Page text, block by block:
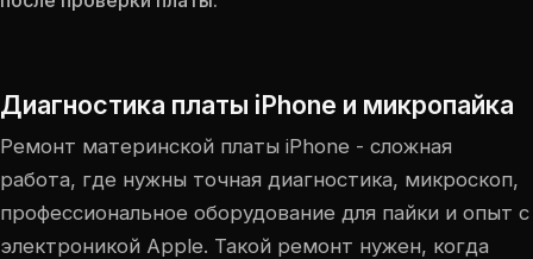
Диагностика платы iPhone и микропайка
Ремонт материнской платы iPhone - сложная
работа, где нужны точная диагностика, микроскоп,
профессиональное оборудование для пайки и опыт с
электроникой Apple. Такой ремонт нужен, когда